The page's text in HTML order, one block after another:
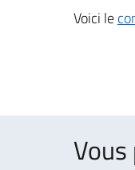
Voici le